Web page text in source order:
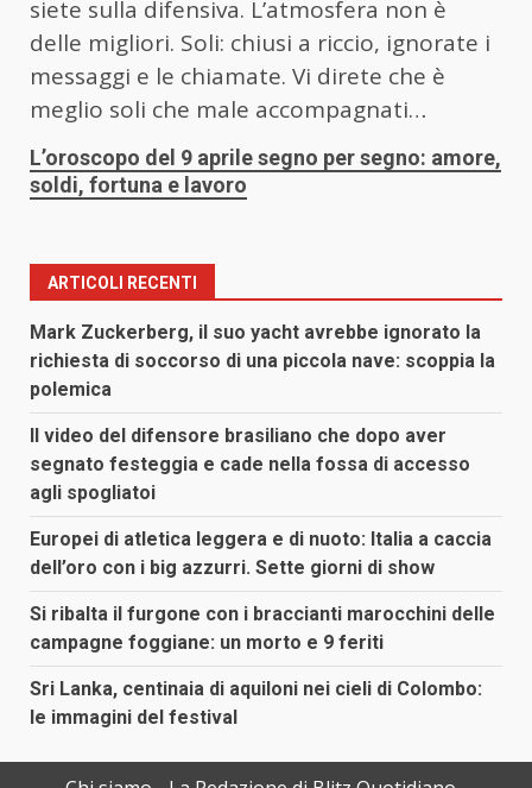
siete sulla difensiva. L’atmosfera non è
delle migliori. Soli: chiusi a riccio, ignorate i
messaggi e le chiamate. Vi direte che è
meglio soli che male accompagnati…
L’oroscopo del 9 aprile segno per segno: amore,
soldi, fortuna e lavoro
ARTICOLI RECENTI
Mark Zuckerberg, il suo yacht avrebbe ignorato la
richiesta di soccorso di una piccola nave: scoppia la
polemica
Il video del difensore brasiliano che dopo aver
segnato festeggia e cade nella fossa di accesso
agli spogliatoi
Europei di atletica leggera e di nuoto: Italia a caccia
dell’oro con i big azzurri. Sette giorni di show
Si ribalta il furgone con i braccianti marocchini delle
campagne foggiane: un morto e 9 feriti
Sri Lanka, centinaia di aquiloni nei cieli di Colombo:
le immagini del festival